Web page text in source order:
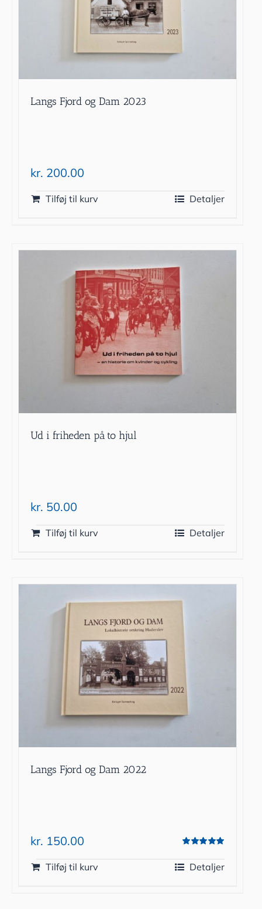
Langs Fjord og Dam 2023
kr. 200.00
Tilføj til kurv Detaljer
Ud i friheden på to hjul
kr. 50.00
Tilføj til kurv Detaljer
Langs Fjord og Dam 2022
5.00
ud af 5
kr. 150.00
Tilføj til kurv Detaljer